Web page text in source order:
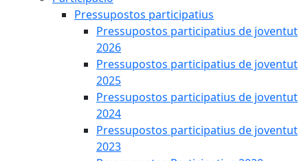
Pressupostos participatius
Pressupostos participatius de joventut
2026
Pressupostos participatius de joventut
2025
Pressupostos participatius de joventut
2024
Pressupostos participatius de joventut
2023